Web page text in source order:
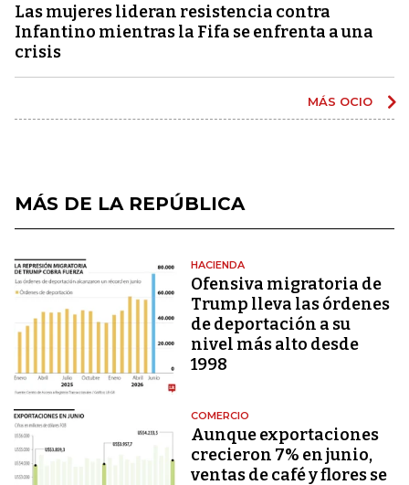
Las mujeres lideran resistencia contra
Infantino mientras la Fifa se enfrenta a una
crisis
MÁS OCIO
MÁS DE LA REPÚBLICA
HACIENDA
Ofensiva migratoria de
Trump lleva las órdenes
de deportación a su
nivel más alto desde
1998
COMERCIO
Aunque exportaciones
crecieron 7% en junio,
ventas de café y flores se